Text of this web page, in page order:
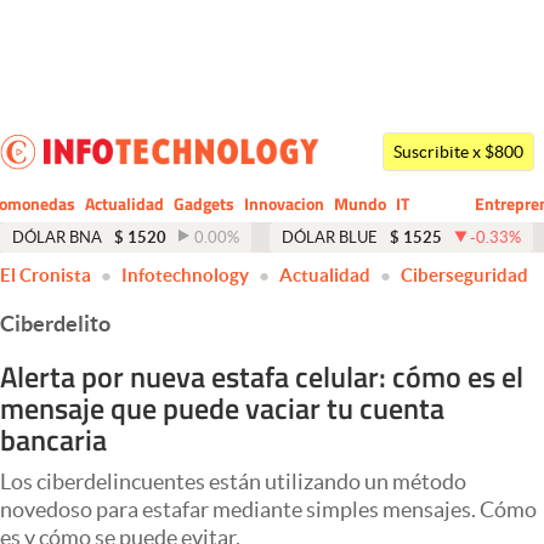
Dólar
Economía y Política
Finanzas y Mercados
Mercados Online
Negocios
Columnistas
Apertura
Suscribite x $800
Actualidad Gadgets Innovacion Mundo
CIO
IT
Business
DÓLAR BNA $ 1520 0.00% DÓLAR BLUE $ 1525 -0.33%
El Cronista Infotechnology Actualidad Ciberseguridad
Ciberdelito
Alerta por nueva estafa celular: cómo es el
mensaje que puede vaciar tu cuenta
bancaria
Los ciberdelincuentes están utilizando un método
novedoso para estafar mediante simples mensajes. Cómo
es y cómo se puede evitar.